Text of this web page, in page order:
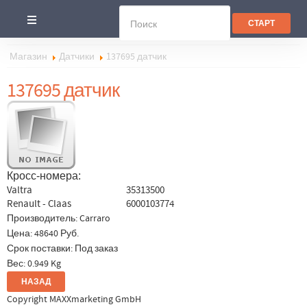
Магазин Датчики 137695 датчик
137695 датчик
Кросс-номера:
Valtra
35313500
Renault - Claas
6000103774
Производитель:Carraro
Цена:48640 Руб.
Срок поставки: Под заказ
Вес:0.949 Kg
Copyright MAXXmarketing GmbH